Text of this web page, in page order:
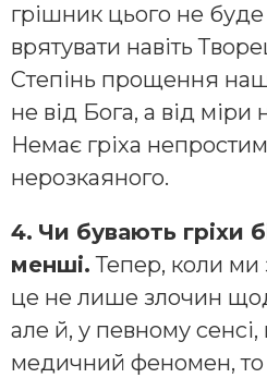
грішник цього не буде
врятувати навіть
Степінь прощення
не від Бога, а від
Немає гріха
нерозкаяного.
4. Чи бувають гріхи
менші. Тепер, коли ми
це не лише злочин
але й, у певному
медичний феномен, то